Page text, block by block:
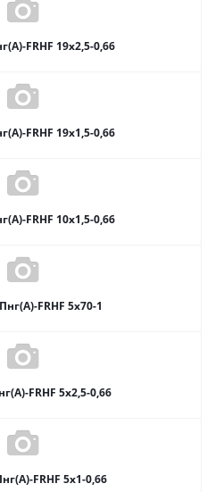
FRHF 19х2,5-0,66
FRHF 19х1,5-0,66
FRHF 10х1,5-0,66
FRHF 5х70-1
FRHF 5х2,5-0,66
FRHF 5х1-0,66